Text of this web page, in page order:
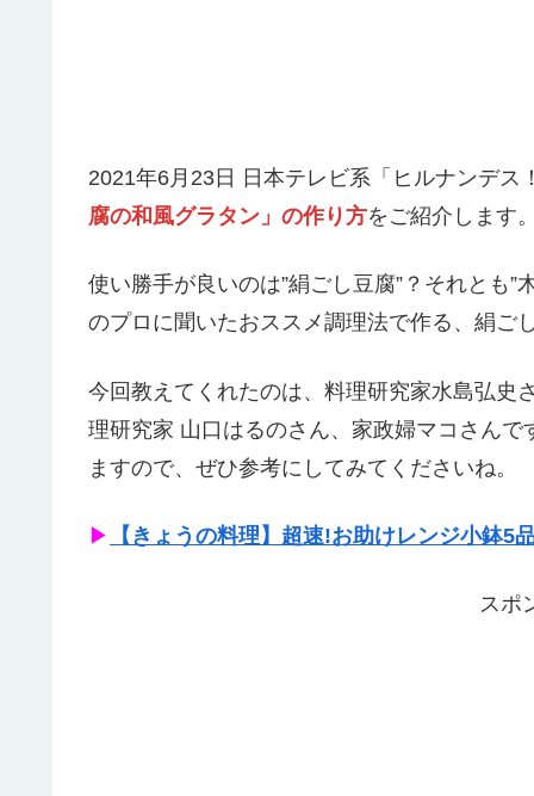
2021年6月23日 日本テレビ系「ヒルナンデス
腐の和風グラタン」の作り方をご紹介します
使い勝手が良いのは”絹ごし豆腐”？それとも
のプロに聞いたおススメ調理法で作る、絹ご
今回教えてくれたのは、料理研究家水島弘史
理研究家 山口はるのさん、家政婦マコさんで
ますので、ぜひ参考にしてみてくださいね。
▶ 【きょうの料理】超速!お助けレンジ小鉢5
スポ